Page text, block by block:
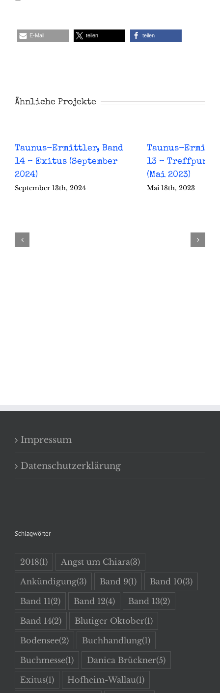
E-Mail teilen teilen
Ähnliche Projekte
Taunus-Ermittler, Band
14 – Exitus (September
2024)
September 13th, 2024
Taunus-
13 – Treffpunkt
(Mai 2023)
Mai 18th, 2023
Impressum
Datenschutzerklärung
Schlagwörter
2018(1) Angst um Chiara(3)
Ankündigung(3) Band 9(1) Band 10(3)
Band 11(2) Band 12(4) Band 13(2)
Band 14(2) Blutiger Oktober(1)
Bodensee(2) Buchhandlung(1)
Buchmesse(1) Danica Brückner(5)
Exitus(1) Hofheim-Wallau(1)